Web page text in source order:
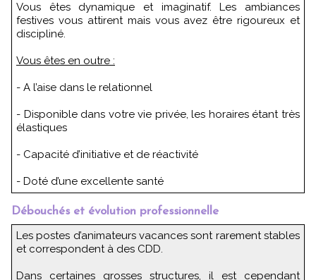
Vous êtes dynamique et imaginatif. Les ambiances
festives vous attirent mais vous avez être rigoureux et
discipliné.
Vous êtes en outre :
- A l’aise dans le relationnel
- Disponible dans votre vie privée, les horaires étant très
élastiques
- Capacité d’initiative et de réactivité
- Doté d’une excellente santé
Débouchés et évolution professionnelle
Les postes d’animateurs vacances sont rarement stables
et correspondent à des CDD.
Dans certaines grosses structures, il est cependant